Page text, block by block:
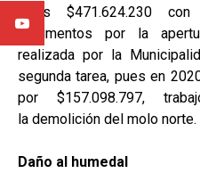
otros $471.624.230
sedimentos por la
realizada por la
segunda tarea, pues en
por $157.098.797,
la demolición del molo norte.
Daño al humedal